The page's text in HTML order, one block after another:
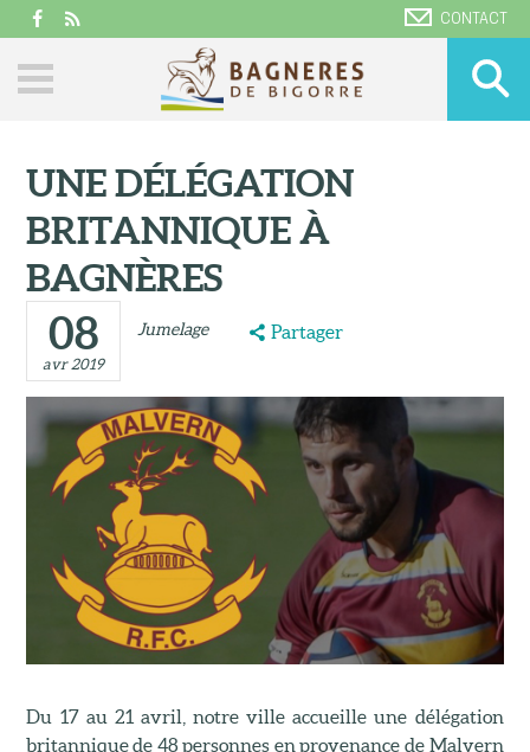
CONTACT
UNE DÉLÉGATION
BRITANNIQUE À
BAGNÈRES
08
avr 2019
Jumelage Partager
Du 17 au 21 avril, notre ville accueille une délégation
britannique de 48 personnes en provenance de Malvern